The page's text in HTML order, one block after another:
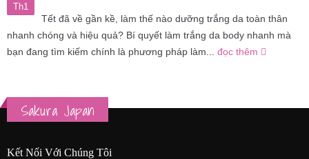
Th1
Tết đã về gần kề, làm thế nào dưỡng trắng da toàn thân
nhanh chóng và hiệu quả? Bí quyết làm trắng da body nhanh mà
bạn đang tìm kiếm chính là phương pháp làm... đọc thêm
Sakura Japan
Kết Nối Với Chúng Tôi